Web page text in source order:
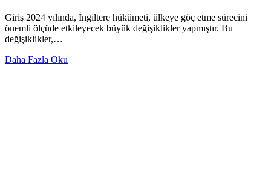
Giriş 2024 yılında, İngiltere hükümeti, ülkeye göç etme sürecini
önemli ölçüde etkileyecek büyük değişiklikler yapmıştır. Bu
değişiklikler,…
Daha Fazla Oku